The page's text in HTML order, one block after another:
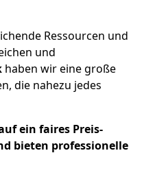
Ressourcen und
und
haben wir eine große
die nahezu jedes
ein faires Preis-
bieten professionelle